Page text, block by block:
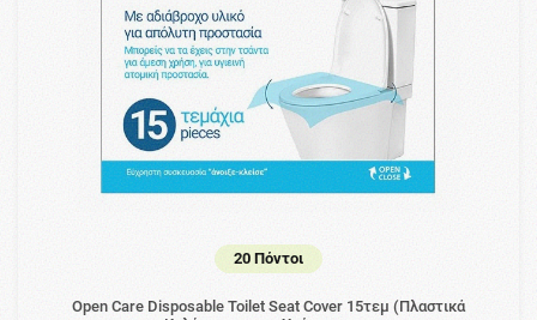
20 Πόντοι
Open Care Disposable Toilet Seat Cover 15τεμ (Πλαστικά